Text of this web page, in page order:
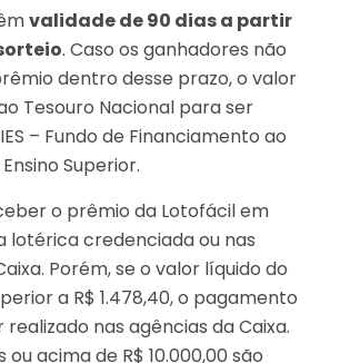
validade de 90 dias a partir
. Caso os ganhadores não
dentro desse prazo, o valor
Tesouro Nacional para ser
– Fundo de Financiamento ao
Superior.
o prêmio da Lotofácil em
lotérica credenciada ou nas
Porém, se o valor líquido do
a R$ 1.478,40, o pagamento
nas agências da Caixa.
ou acima de R$ 10.000,00 são